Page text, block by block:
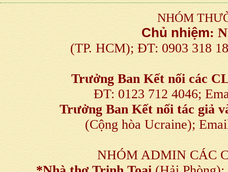
NHÓM
Chủ nhiệm:
(TP. HCM); ĐT: 0903 318
Trưởng Ban Kết nối các
ĐT: 0123 712 4046;
Trưởng Ban Kết nối tác giả
(Cộng hòa Ucraine);
NHÓM ADMIN CÁC